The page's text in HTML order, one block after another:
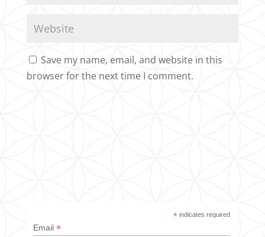
Save my name, email, and website in this
browser for the next time I comment.
* indicates required
Email *